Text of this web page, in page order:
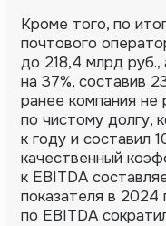
Кроме того, по
почтового
до 218,4 млрд руб.,
на 37%, составив
ранее компания не
по чистому долгу,
к году и составил
качественный
к EBITDA
показателя в 2024
по EBITDA